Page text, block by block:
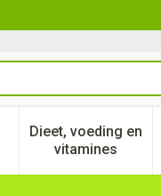
voor
Dieet, voeding en
vitamines
Toon